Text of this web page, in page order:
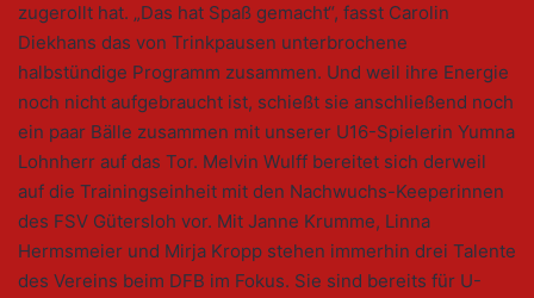
zugerollt hat. „Das hat Spaß gemacht“, fasst Carolin
Diekhans das von Trinkpausen unterbrochene
halbstündige Programm zusammen. Und weil ihre Energie
noch nicht aufgebraucht ist, schießt sie anschließend noch
ein paar Bälle zusammen mit unserer U16-Spielerin Yumna
Lohnherr auf das Tor. Melvin Wulff bereitet sich derweil
auf die Trainingseinheit mit den Nachwuchs-Keeperinnen
des FSV Gütersloh vor. Mit Janne Krumme, Linna
Hermsmeier und Mirja Kropp stehen immerhin drei Talente
des Vereins beim DFB im Fokus. Sie sind bereits für U-